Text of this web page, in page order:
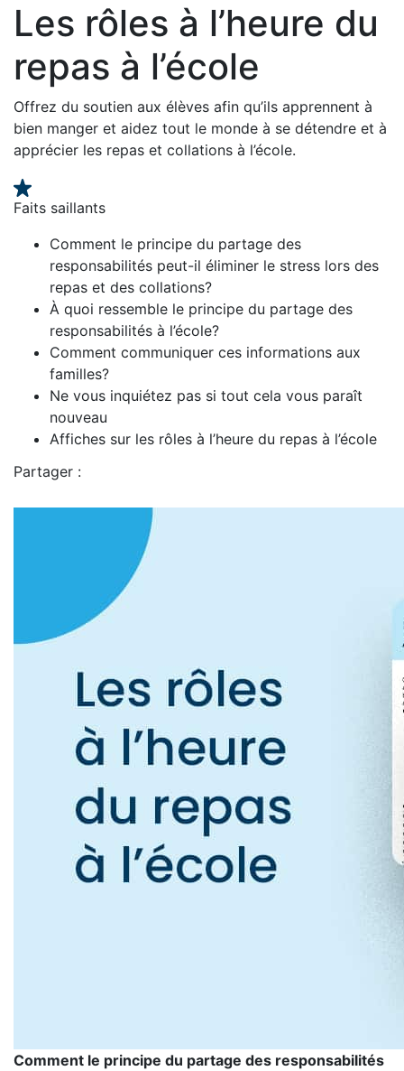
Les rôles à l’heure du
repas à l’école
Offrez du soutien aux élèves afin qu’ils apprennent à
bien manger et aidez tout le monde à se détendre et à
apprécier les repas et collations à l’école.
Faits saillants
Comment le principe du partage des
responsabilités peut-il éliminer le stress lors des
repas et des collations?
À quoi ressemble le principe du partage des
responsabilités à l’école?
Comment communiquer ces informations aux
familles?
Ne vous inquiétez pas si tout cela vous paraît
nouveau
Affiches sur les rôles à l’heure du repas à l’école
Partager :
Comment le principe du partage des responsabilités